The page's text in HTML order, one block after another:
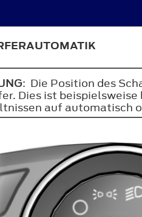
: Die Position des
Dies ist
auf automatisch